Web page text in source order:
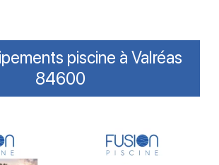
piscine à Valréas
84600